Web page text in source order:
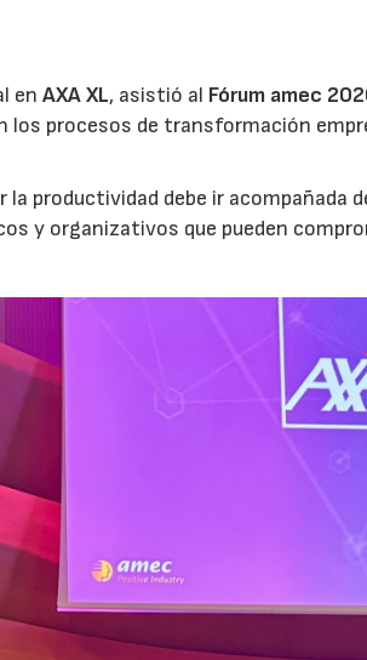
enAXA XL, asistió al Fórum amec
los procesos de transformación
productividad debe ir acompañada
y organizativos que pueden